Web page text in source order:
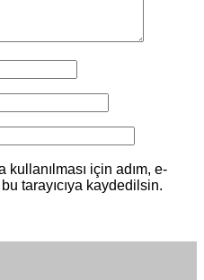
kullanılması için adım, e-
tarayıcıya kaydedilsin.